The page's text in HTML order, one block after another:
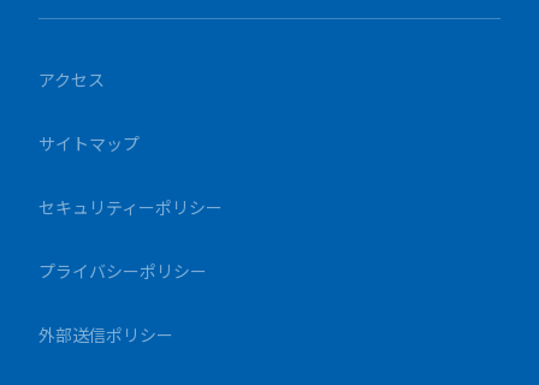
アクセス
サイトマップ
セキュリティーポリシー
プライバシーポリシー
外部送信ポリシー